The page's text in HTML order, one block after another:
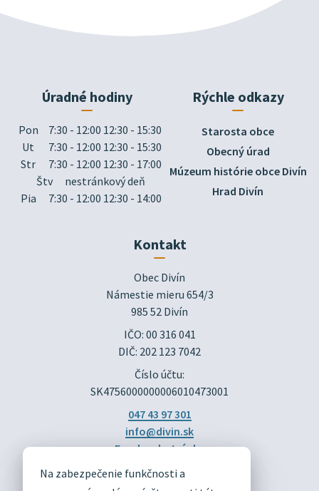
Na zabezpečenie funkčnosti a
Úradné hodiny
Pon
7:30 - 12:00 12:30 - 15:30
Ut
7:30 - 12:00 12:30 - 15:30
Str
7:30 - 12:00 12:30 - 17:00
Štv
nestránkový deň
Pia
7:30 - 12:00 12:30 - 14:00
Rýchle odkazy
Starosta obce
Obecný úrad
Múzeum histórie obce Divín
Hrad Divín
Kontakt
Obec Divín
Námestie mieru 654/3
985 52 Divín
IČO: 00 316 041
DIČ: 202 123 7042
Číslo účtu:
SK4756000000006010473001
047 43 97 301
info@divin.sk
Facebook stránka